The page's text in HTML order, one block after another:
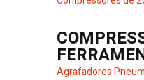
Agrafadores